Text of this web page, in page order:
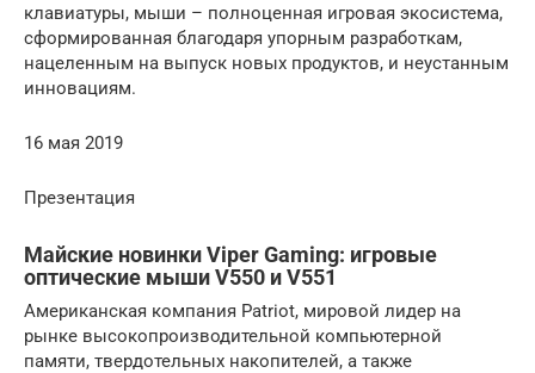
клавиатуры, мыши – полноценная игровая экосистема,
сформированная благодаря упорным разработкам,
нацеленным на выпуск новых продуктов, и неустанным
инновациям.
16 мая 2019
Презентация
Майские новинки Viper Gaming: игровые
оптические мыши V550 и V551
Американская компания Patriot, мировой лидер на
рынке высокопроизводительной компьютерной
памяти, твердотельных накопителей, а также